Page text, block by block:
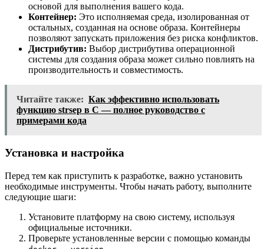
основой для выполнения вашего кода.
Контейнер: Это исполняемая среда, изолированная от
остальных, созданная на основе образа. Контейнеры
позволяют запускать приложения без риска конфликтов.
Дистрибутив: Выбор дистрибутива операционной
системы для создания образа может сильно повлиять на
производительность и совместимость.
Читайте также: Как эффективно использовать
функцию strsep в C — полное руководство с
примерами кода
Установка и настройка
Перед тем как приступить к разработке, важно установить
необходимые инструменты. Чтобы начать работу, выполните
следующие шаги:
Установите платформу на свою систему, используя
официальные источники.
Проверьте установленные версии с помощью команды